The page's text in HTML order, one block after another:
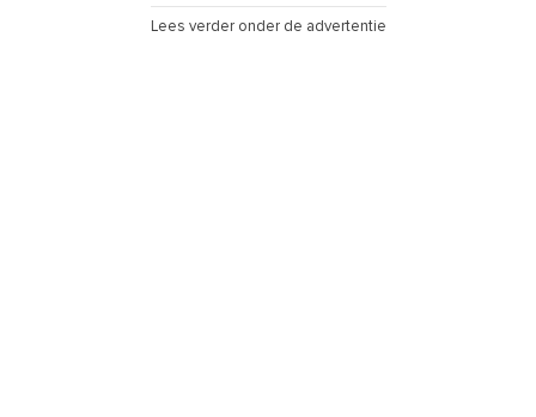
Lees verder onder de advertentie